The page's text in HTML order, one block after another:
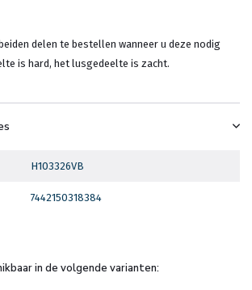
delen te bestellen wanneer u deze nodig
is hard, het lusgedeelte is zacht.
H103326VB
7442150318384
in de volgende varianten: